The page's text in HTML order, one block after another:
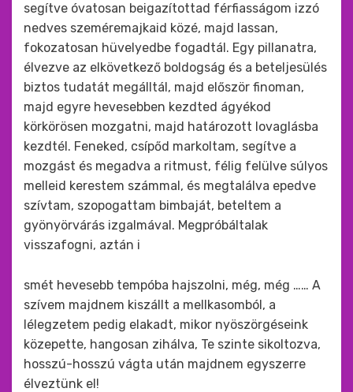
segítve óvatosan beigazítottad férfiasságom izzó
nedves szeméremajkaid közé, majd lassan,
fokozatosan hüvelyedbe fogadtál. Egy pillanatra,
élvezve az elkövetkező boldogság és a beteljesülés
biztos tudatát megálltál, majd először finoman,
majd egyre hevesebben kezdted ágyékod
körkörösen mozgatni, majd határozott lovaglásba
kezdtél. Feneked, csípőd markoltam, segítve a
mozgást és megadva a ritmust, félig felülve súlyos
melleid kerestem számmal, és megtalálva epedve
szívtam, szopogattam bimbaját, beteltem a
gyönyörvárás izgalmával. Megpróbáltalak
visszafogni, aztán i
smét hevesebb tempóba hajszolni, még, még …… A
szívem majdnem kiszállt a mellkasomból, a
lélegzetem pedig elakadt, mikor nyöszörgéseink
közepette, hangosan zihálva, Te szinte sikoltozva,
hosszú-hosszú vágta után majdnem egyszerre
élveztünk el!